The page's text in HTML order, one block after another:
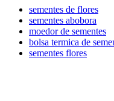
sementes de flores
sementes abobora
moedor de sementes
bolsa termica de
sementes flores